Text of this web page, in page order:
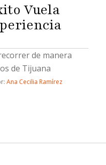
Vuela
de manera
de Tijuana
Ana Cecilia Ramírez